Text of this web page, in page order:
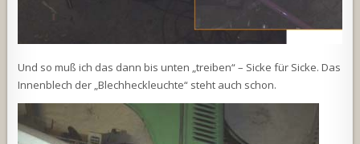
Und so muß ich das dann bis unten „treiben“ – Sicke für Sicke. Das
Innenblech der „Blechheckleuchte“ steht auch schon.